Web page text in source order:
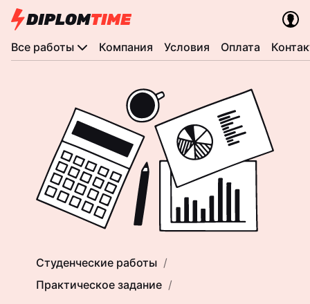
Все работы Компания Условия Оплата
Студенческие работы
Практическое задание